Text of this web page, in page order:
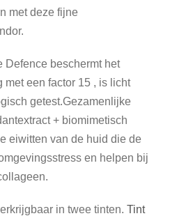
met deze fijne
Defence beschermt het
met een factor 15 , is licht
getest.Gezamenlijke
+ biomimetisch
eiwitten van de huid die de
en helpen bij
in twee tinten. Tint